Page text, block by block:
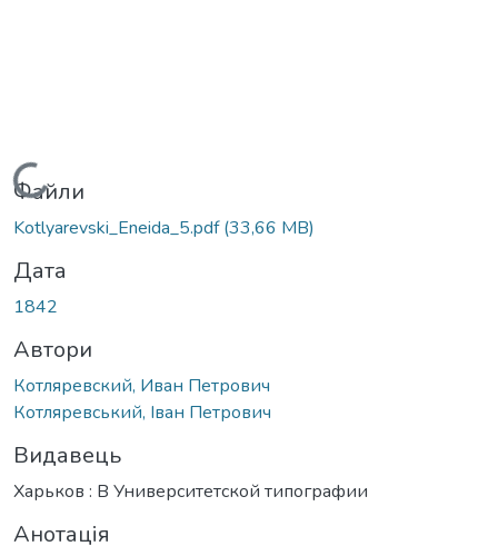
Вантажиться...
Файли
Kotlyarevski_Eneida_5.pdf(33,66 MB)
Дата
1842
Автори
Котляревский, Иван Петрович
Котляревський, Іван Петрович
Видавець
Харьков : В Университетской типографии
Анотація